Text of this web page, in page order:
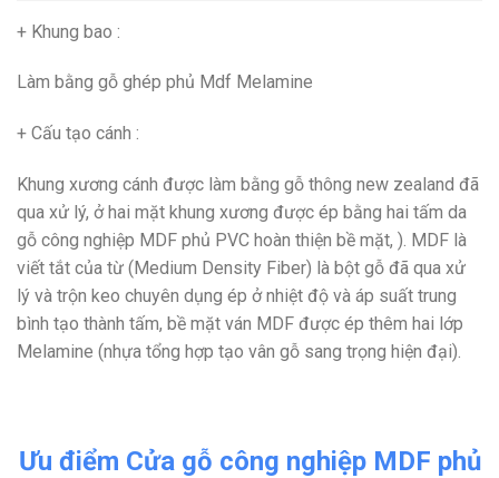
+ Khung bao :
Làm bằng gỗ ghép phủ Mdf Melamine
+ Cấu tạo cánh :
Khung xương cánh được làm bằng gỗ thông new zealand đã
qua xử lý, ở hai mặt khung xương được ép bằng hai tấm da
gỗ công nghiệp MDF phủ PVC hoàn thiện bề mặt, ). MDF là
viết tắt của từ (Medium Density Fiber) là bột gỗ đã qua xử
lý và trộn keo chuyên dụng ép ở nhiệt độ và áp suất trung
bình tạo thành tấm, bề mặt ván MDF được ép thêm hai lớp
Melamine (nhựa tổng hợp tạo vân gỗ sang trọng hiện đại).
Ưu điểm Cửa gỗ công nghiệp MDF phủ